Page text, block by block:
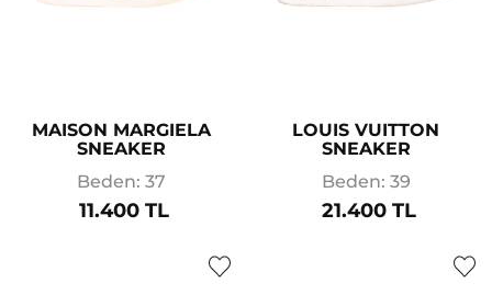
MAISON MARGIELA
SNEAKER
Beden: 37
11.400 TL
LOUIS VUITTON
SNEAKER
Beden: 39
21.400 TL